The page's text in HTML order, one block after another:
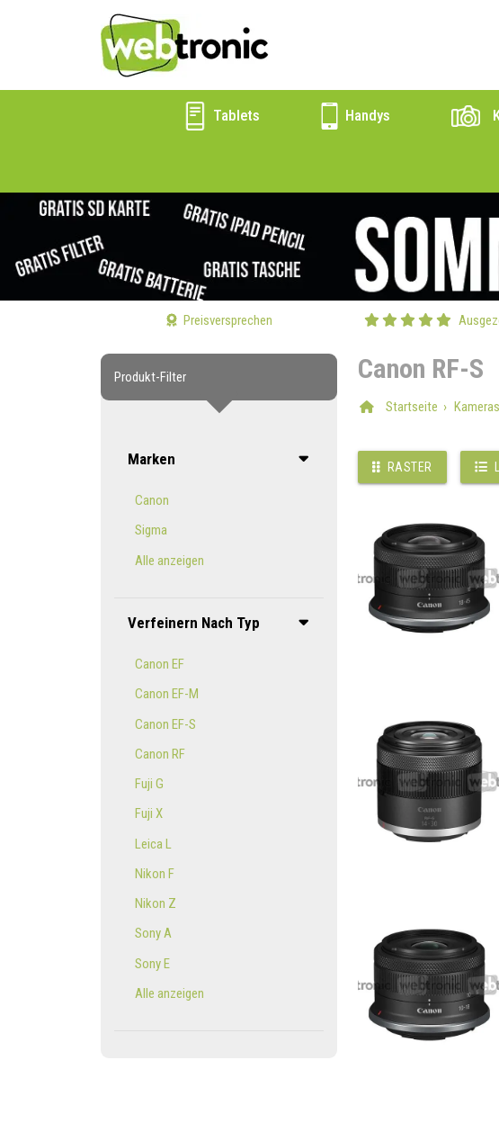
Tablets Handys
Preisversprechen
Produkt-Filter
Marken
Canon
Sigma
Alle anzeigen
Verfeinern Nach Typ
Canon EF
Canon EF-M
Canon EF-S
Canon RF
Fuji G
Fuji X
Leica L
Nikon F
Nikon Z
Sony A
Sony E
Alle anzeigen
Canon RF-S
Startseite Kameras
RASTER